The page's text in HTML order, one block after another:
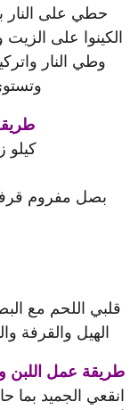
حطي على النار
الكينوا على
وطي النار
بصل مفروم
قلبي اللحم مع
الهيل والقرفة
طريقة عمل اللبن
انقعي الجميد